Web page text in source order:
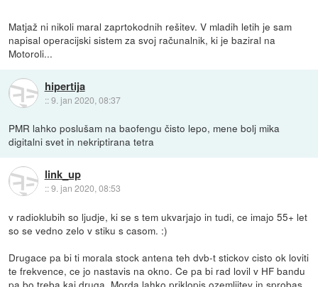
Matjaž ni nikoli maral zaprtokodnih rešitev. V mladih letih je sam
napisal operacijski sistem za svoj računalnik, ki je baziral na
Motoroli...
hipertija
::9. jan 2020, 08:37
PMR lahko poslušam na baofengu čisto lepo, mene bolj mika
digitalni svet in nekriptirana tetra
link_up
::9. jan 2020, 08:53
v radioklubih so ljudje, ki se s tem ukvarjajo in tudi, ce imajo 55+ let
so se vedno zelo v stiku s casom. :)
Drugace pa bi ti morala stock antena teh dvb-t stickov cisto ok loviti
te frekvence, ce jo nastavis na okno. Ce pa bi rad lovil v HF bandu
pa bo treba kaj druga. Morda lahko priklopis ozemljitev in sprobas,